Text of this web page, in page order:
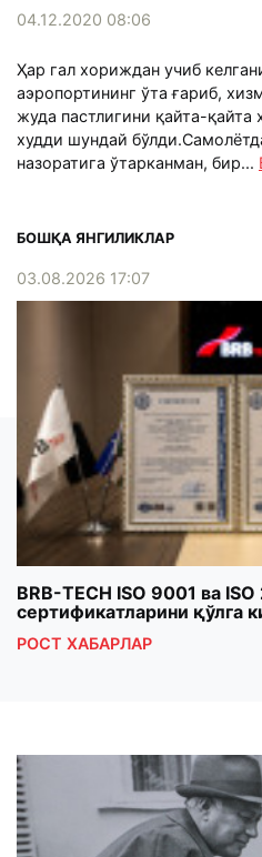
04.12.2020 08:06
Ҳар гал хориждан учиб
аэропортининг ўта ғариб,
жуда пастлигини қайта-қайта
худди шундай
назоратига ўтарканман, бир...
БОШҚА ЯНГИЛИКЛАР
03.08.2026 17:07
BRB-TECH ISO 9001 ва
сертификатларини қўлга
РОСТ ХАБАРЛАР